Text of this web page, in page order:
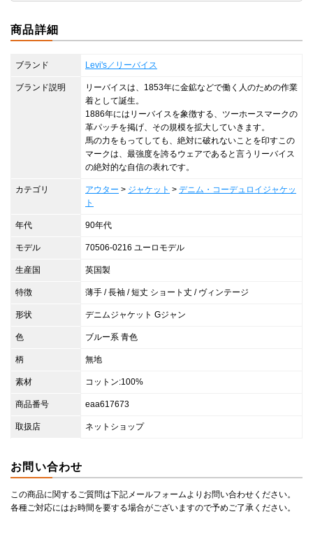
商品詳細
ブランド Levi's／リーバイス
ブランド説明
リーバイスは、1853年に金鉱などで働く人のための作業
着として誕生。
1886年にはリーバイスを象徴する、ツーホースマークの
革パッチを掲げ、その規模を拡大していきます。
馬の力をもってしても、絶対に破れないことを印すこの
マークは、最強度を誇るウェアであると言うリーバイス
の絶対的な自信の表れです。
カテゴリ アウター > ジャケット > デニム・コーデュロイジャケッ
ト
年代 90年代
モデル 70506-0216 ユーロモデル
生産国 英国製
特徴 薄手 / 長袖 / 短丈 ショート丈 / ヴィンテージ
形状 デニムジャケット Gジャン
色 ブルー系 青色
柄 無地
素材 コットン:100%
商品番号 eaa617673
取扱店 ネットショップ
お問い合わせ
この商品に関するご質問は下記メールフォームよりお問い合わせください。
各種ご対応にはお時間を要する場合がございますので予めご了承ください。